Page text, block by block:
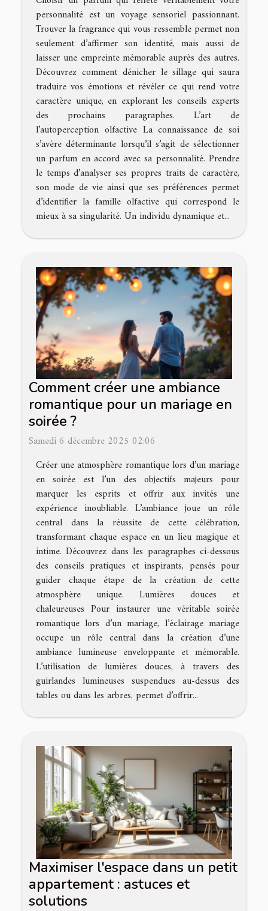
personnalité est un voyage sensoriel passionnant.
Trouver la fragrance qui vous ressemble permet non
seulement d’affirmer son identité, mais aussi de
laisser une empreinte mémorable auprès des autres.
Découvrez comment dénicher le sillage qui saura
traduire vos émotions et révéler ce qui rend votre
caractère unique, en explorant les conseils experts
des prochains paragraphes. L’art de
l’autoperception olfactive La connaissance de soi
s’avère déterminante lorsqu’il s’agit de sélectionner
un parfum en accord avec sa personnalité. Prendre
le temps d’analyser ses propres traits de caractère,
son mode de vie ainsi que ses préférences permet
d’identifier la famille olfactive qui correspond le
mieux à sa singularité. Un individu dynamique et...
Comment créer une ambiance
romantique pour un mariage en
soirée ?
Samedi 6 décembre 2025 02:06
Créer une atmosphère romantique lors d’un mariage
en soirée est l’un des objectifs majeurs pour
marquer les esprits et offrir aux invités une
expérience inoubliable. L’ambiance joue un rôle
central dans la réussite de cette célébration,
transformant chaque espace en un lieu magique et
intime. Découvrez dans les paragraphes ci-dessous
des conseils pratiques et inspirants, pensés pour
guider chaque étape de la création de cette
atmosphère unique. Lumières douces et
chaleureuses Pour instaurer une véritable soirée
romantique lors d’un mariage, l’éclairage mariage
occupe un rôle central dans la création d’une
ambiance lumineuse enveloppante et mémorable.
L’utilisation de lumières douces, à travers des
guirlandes lumineuses suspendues au-dessus des
tables ou dans les arbres, permet d’offrir...
Maximiser l'espace dans un petit
appartement : astuces et
solutions